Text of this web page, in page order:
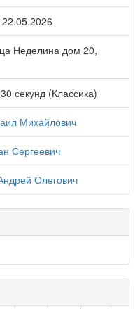
Неделина дом 20,
секунд (Классика)
Михайлович
Сергеевич
Олегович